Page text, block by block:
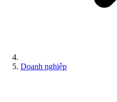
Doanh nghiệp